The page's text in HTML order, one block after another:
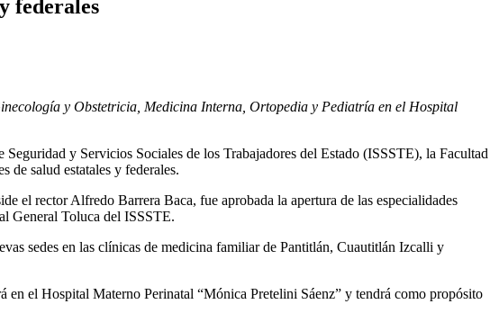
federales
y Obstetricia, Medicina Interna, Ortopedia y Pediatría en el Hospital
y Servicios Sociales de los Trabajadores del Estado (ISSSTE), la Facultad
de salud estatales y federales.
el rector Alfredo Barrera Baca, fue aprobada la apertura de las especialidades
General Toluca del ISSSTE.
sedes en las clínicas de medicina familiar de Pantitlán, Cuautitlán Izcalli y
el Hospital Materno Perinatal “Mónica Pretelini Sáenz” y tendrá como propósito